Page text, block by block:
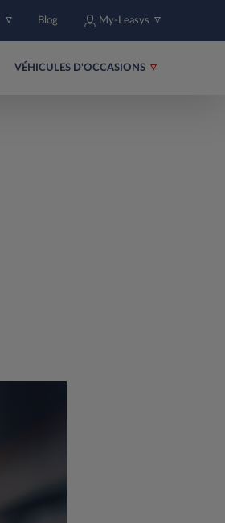
Blog My-Leasys
VÉHICULES D'OCCASIONS